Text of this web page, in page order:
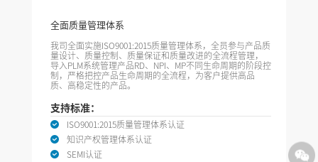
全面质量管理体系
我司全面实施ISO9001:2015质量管理体系，全员参与产品质
量设计、质量控制、质量保证和质量改进的全流程管理，
导入PLM系统管理产品RD、NPI、MP不同生命周期的阶段控
制，严格把控产品生命周期的全流程，为客户提供高品
质、高稳定性的产品。
支持标准：
ISO9001:2015质量管理体系认证
知识产权管理体系认证
SEMI认证